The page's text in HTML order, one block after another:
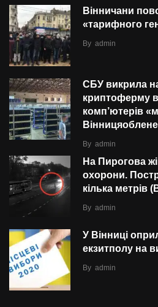
Вінничани
«тарифного
By admin
СБУ викрила
криптоферму в
комп’ютерів
By admin
На Пирогова
охорони.
кілька метрів
By admin
У Вінниці
екзитполу на
By admin